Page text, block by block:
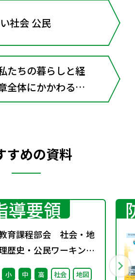
社会 公民
ちの暮らしと経
全体にかかわる資
すめの資料
導要領
育課程部会 社会・地
歴史・公民ワーキング
（第4回） 配付資料
小 中 高 社会
地図